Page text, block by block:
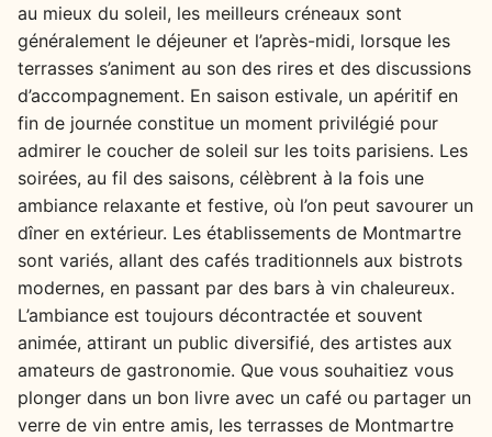
au mieux du soleil, les meilleurs créneaux sont
généralement le déjeuner et l’après-midi, lorsque les
terrasses s’animent au son des rires et des discussions
d’accompagnement. En saison estivale, un apéritif en
fin de journée constitue un moment privilégié pour
admirer le coucher de soleil sur les toits parisiens. Les
soirées, au fil des saisons, célèbrent à la fois une
ambiance relaxante et festive, où l’on peut savourer un
dîner en extérieur. Les établissements de Montmartre
sont variés, allant des cafés traditionnels aux bistrots
modernes, en passant par des bars à vin chaleureux.
L’ambiance est toujours décontractée et souvent
animée, attirant un public diversifié, des artistes aux
amateurs de gastronomie. Que vous souhaitiez vous
plonger dans un bon livre avec un café ou partager un
verre de vin entre amis, les terrasses de Montmartre